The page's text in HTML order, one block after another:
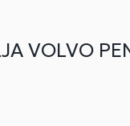
VOLVO